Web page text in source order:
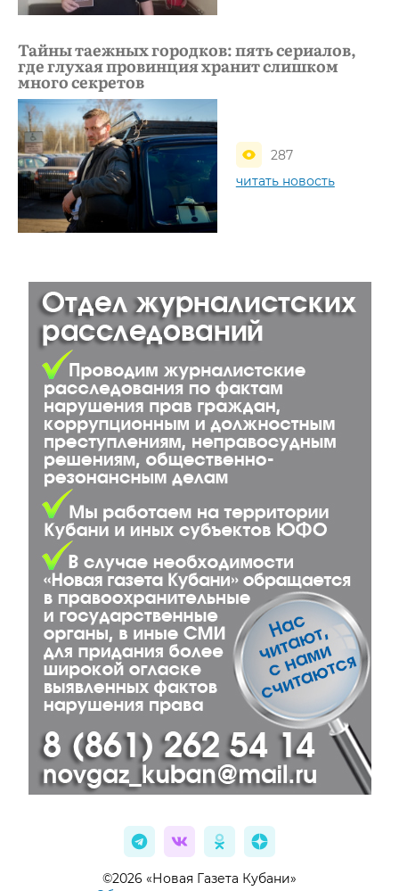
Тайны таежных городков: пять сериалов,
где глухая провинция хранит слишком
много секретов
287
читать новость
©2026 «Новая Газета Кубани»